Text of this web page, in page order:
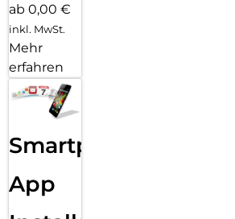
ab 0,00 €
inkl. MwSt.
Mehr
erfahren
Smartphone
App